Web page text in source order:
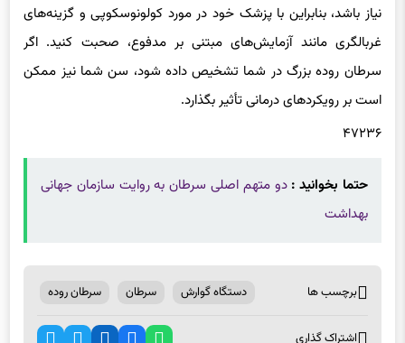
بسته به عوامل خطر شما، ممکن است انواع مختلفی از آزمایش مورد
نیاز باشد، بنابراین با پزشک خود در مورد کولونوسکوپی و گزینه‌های
غربالگری مانند آزمایش‌های مبتنی بر مدفوع، صحبت کنید. اگر
سرطان روده بزرگ در شما تشخیص داده شود، سن شما نیز ممکن
است بر رویکردهای درمانی تأثیر بگذارد.
حتما بخوانید :